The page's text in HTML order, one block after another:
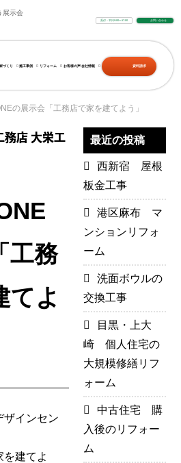
展示会
受付：平日9:00〜17:00 お問い合わせ
づくり 施工事例 リフォーム お客様の声 会社情報 資料請求
の展示会「工務店で家を建てよう」
務店 大栄工
工務
てよ
ザインセン
を建てよ
最近の投稿
西新宿 屋根
板金工事
港区麻布 マ
ンションリフォ
ーム
洗面ボウルの
交換工事
目黒・上大
崎 個人住宅の
大規模修繕リフ
ォーム
中古住宅 購
入後のリフォー
ム